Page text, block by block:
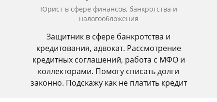
Юрист в сфере финансов, банкротства и
налогообложения
Защитник в сфере банкротства и
кредитования, адвокат. Рассмотрение
кредитных соглашений, работа с МФО и
коллекторами. Помогу списать долги
законно. Подскажу как не платить кредит